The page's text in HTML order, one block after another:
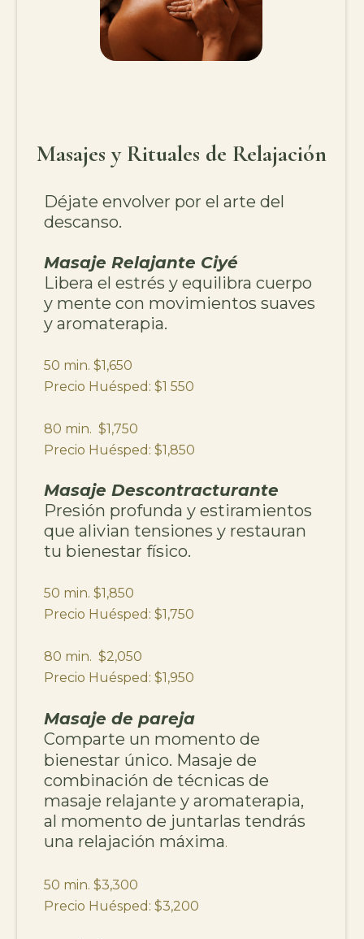
Masajes y Rituales de Relajación
Déjate envolver por el arte del
descanso.
Masaje Relajante Ciyé
Libera el estrés y equilibra cuerpo
y mente con movimientos suaves
y aromaterapia.
50 min. $1,650
Precio Huésped: $1 550
80 min. $1,750
Precio Huésped: $1,850
Masaje Descontracturante
Presión profunda y estiramientos
que alivian tensiones y restauran
tu bienestar físico.
50 min. $1,850
Precio Huésped: $1,750
80 min. $2,050
Precio Huésped: $1,950
Masaje de pareja
Comparte un momento de
bienestar único. Masaje de
combinación de técnicas de
masaje relajante y aromaterapia,
al momento de juntarlas tendrás
una relajación máxima.
50 min. $3,300
Precio Huésped: $3,200